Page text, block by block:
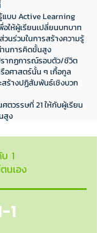
แบบ Active Learning
ให้ผู้เรียนเปลี่ยนบทบาท
นร่วมในการสร้างความรู้
นการคิดขั้นสูง
ากฏการณ์รอบตัว/ชีวิต
อศาสตร์นั้น ๆ เกื้อกูล
สร้างปฏิสัมพันธ์เชิงบวก
ตวรรษที่ 21 ให้กับผู้เรียน
สูง
1
นเอง
1